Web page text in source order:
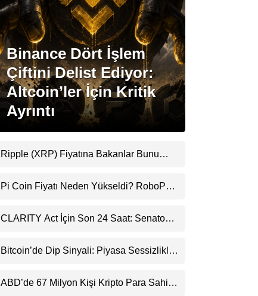
Instagram
Youtube
TikTok
Pinterest
Binance Dört İşlem
Çiftini Delist Ediyor:
Altcoin’ler İçin Kritik
Ayrıntı
Ripple (XRP) Fiyatına Bakanlar Bunu
Uyarı
Pi Coin Fiyatı Neden Yükseldi? RoboPay
Destekledi
CLARITY Act İçin Son 24 Saat: Senato
Beklentisini Bozabilir
Bitcoin’de Dip Sinyali: Piyasa Sessizlikle
ABD’de 67 Milyon Kişi Kripto Para Sahibi: